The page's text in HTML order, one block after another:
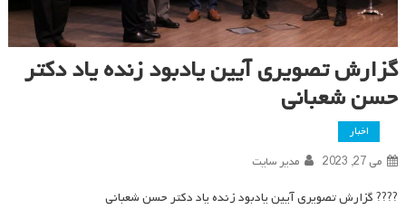
گزارش تصویری آیین یادبود زنده یاد دکتر
حسن شعبانی
اخبار
می 27, 2023 مدیر سایت
???? گزارش تصویری آیین یادبود زنده یاد دکتر حسن شعبانی